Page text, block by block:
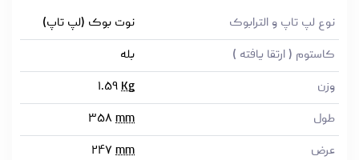
نوع لپ تاپ و الترابوک
نوت بوک (لپ تاپ)
کاستوم ( ارتقا یافته )
بله
وزن
۱.۵۹ Kg
طول
۳۵۸ mm
عرض
۲۴۷ mm